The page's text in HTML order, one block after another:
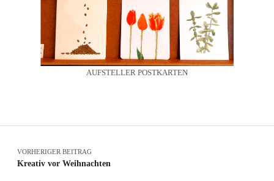
AUFSTELLER POSTKARTEN
Beitragsnavigation
VORHERIGER BEITRAG
Kreativ vor Weihnachten